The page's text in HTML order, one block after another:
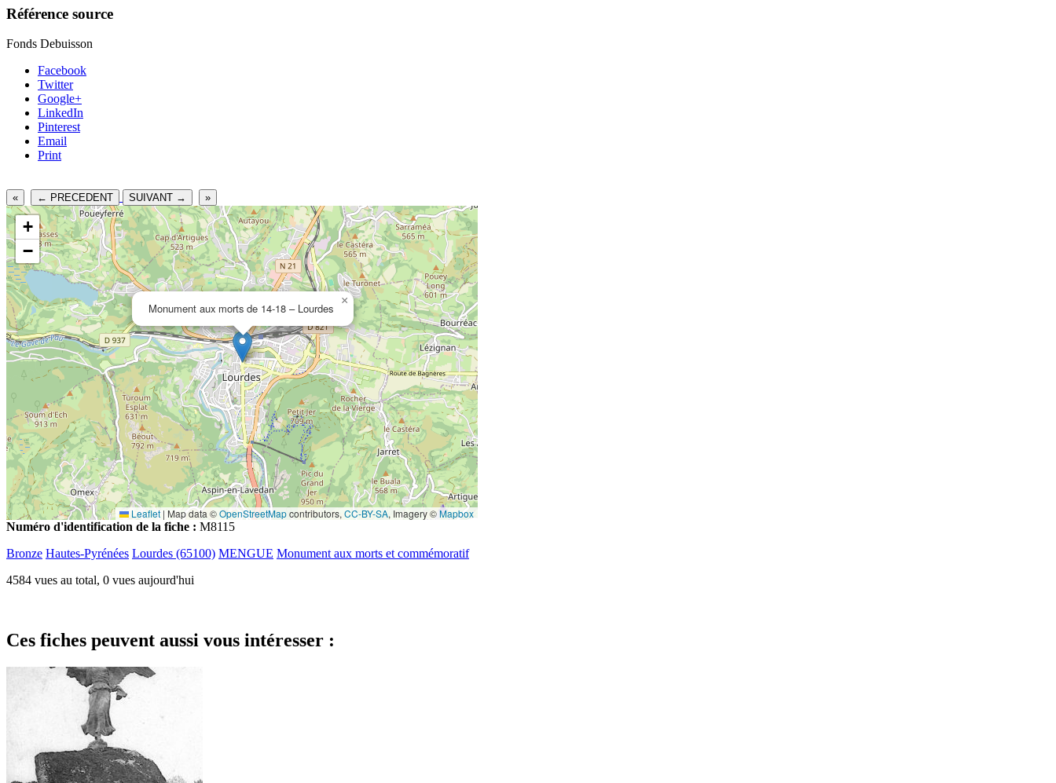
Référence source
Fonds Debuisson
Facebook
Twitter
Google+
LinkedIn
Pinterest
Email
Print
« ← PRECEDENT SUIVANT → »
Monument aux morts de 14-18 – Lourdes
×
+
−
Leaflet | Map data ©OpenStreetMapcontributors,CC-BY-SA, Imagery ©Mapbox
Numéro d'identification de la fiche : M8115
Bronze Hautes-Pyrénées Lourdes (65100) MENGUE Monument aux morts et commémoratif
4584 vues au total, 0 vues aujourd'hui
Ces fiches peuvent aussi vous intéresser :